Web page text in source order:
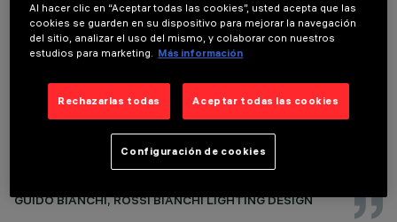
DISEÑO
ARQUITECTÓNICO
MEIER PARTNERS
DISEÑO DE
LIGHTING DESIGN
La arquitectura de Meier Partners, rigurosa y
cartesiana, dialoga con la luz natural
generando una continua variación de
sombras esculturales y superficies blancas
que se revelan en secuencia. Cuando el sol se
pone en el horizonte del Adriático, la
iluminación del edificio sugiere una narración
diferente de los espacios y las formas, más
GUIDO BIANCHI, ROSSI BIANCHI LIGHTING DESIGN
Al hacer clic en “Aceptar todas las cookies”, usted acepta que las
cookies se guarden en su dispositivo para mejorar la navegación
del sitio, analizar el uso del mismo, y colaborar con nuestros
estudios para marketing. Más información
Rechazarlas todas Aceptar todas las cookies
Configuración de cookies